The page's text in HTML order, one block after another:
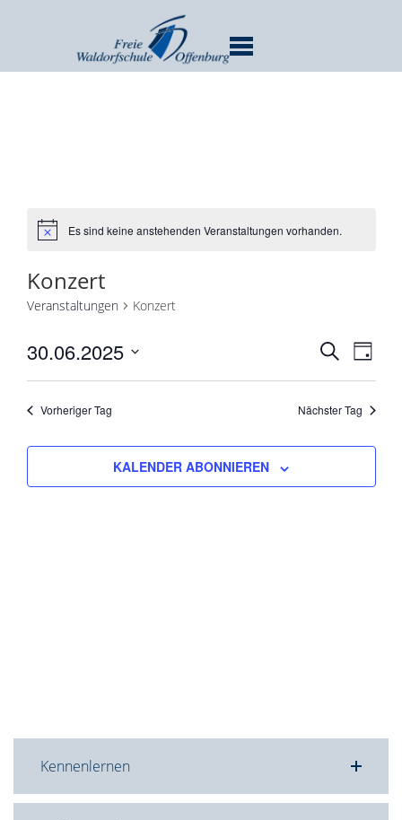
Es sind keine anstehenden Veranstaltungen vorhanden.
Konzert
Veranstaltungen Konzert
Suche
und
SUCHE
TAG
30.06.2025
Datum
wählen.
Vorheriger Tag Nächster Tag
KALENDER ABONNIEREN
Kennenlernen